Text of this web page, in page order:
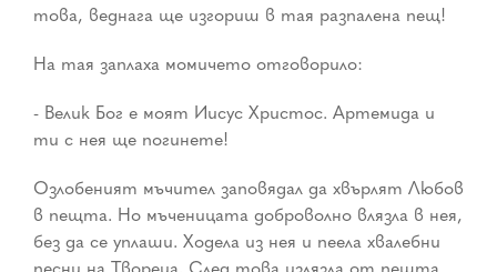
това, веднага ще изгориш в тая разпалена пещ!
На тая заплаха момичето отговорило:
- Велик Бог е моят Иисус Христос. Артемида и
ти с нея ще погинете!
Озлобеният мъчител заповядал да хвърлят Любов
в пещта. Но мъченицата доброволно влязла в нея,
без да се уплаши. Ходела из нея и пеела хвалебни